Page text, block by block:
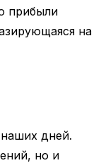
прибыли
на
дней.
но и